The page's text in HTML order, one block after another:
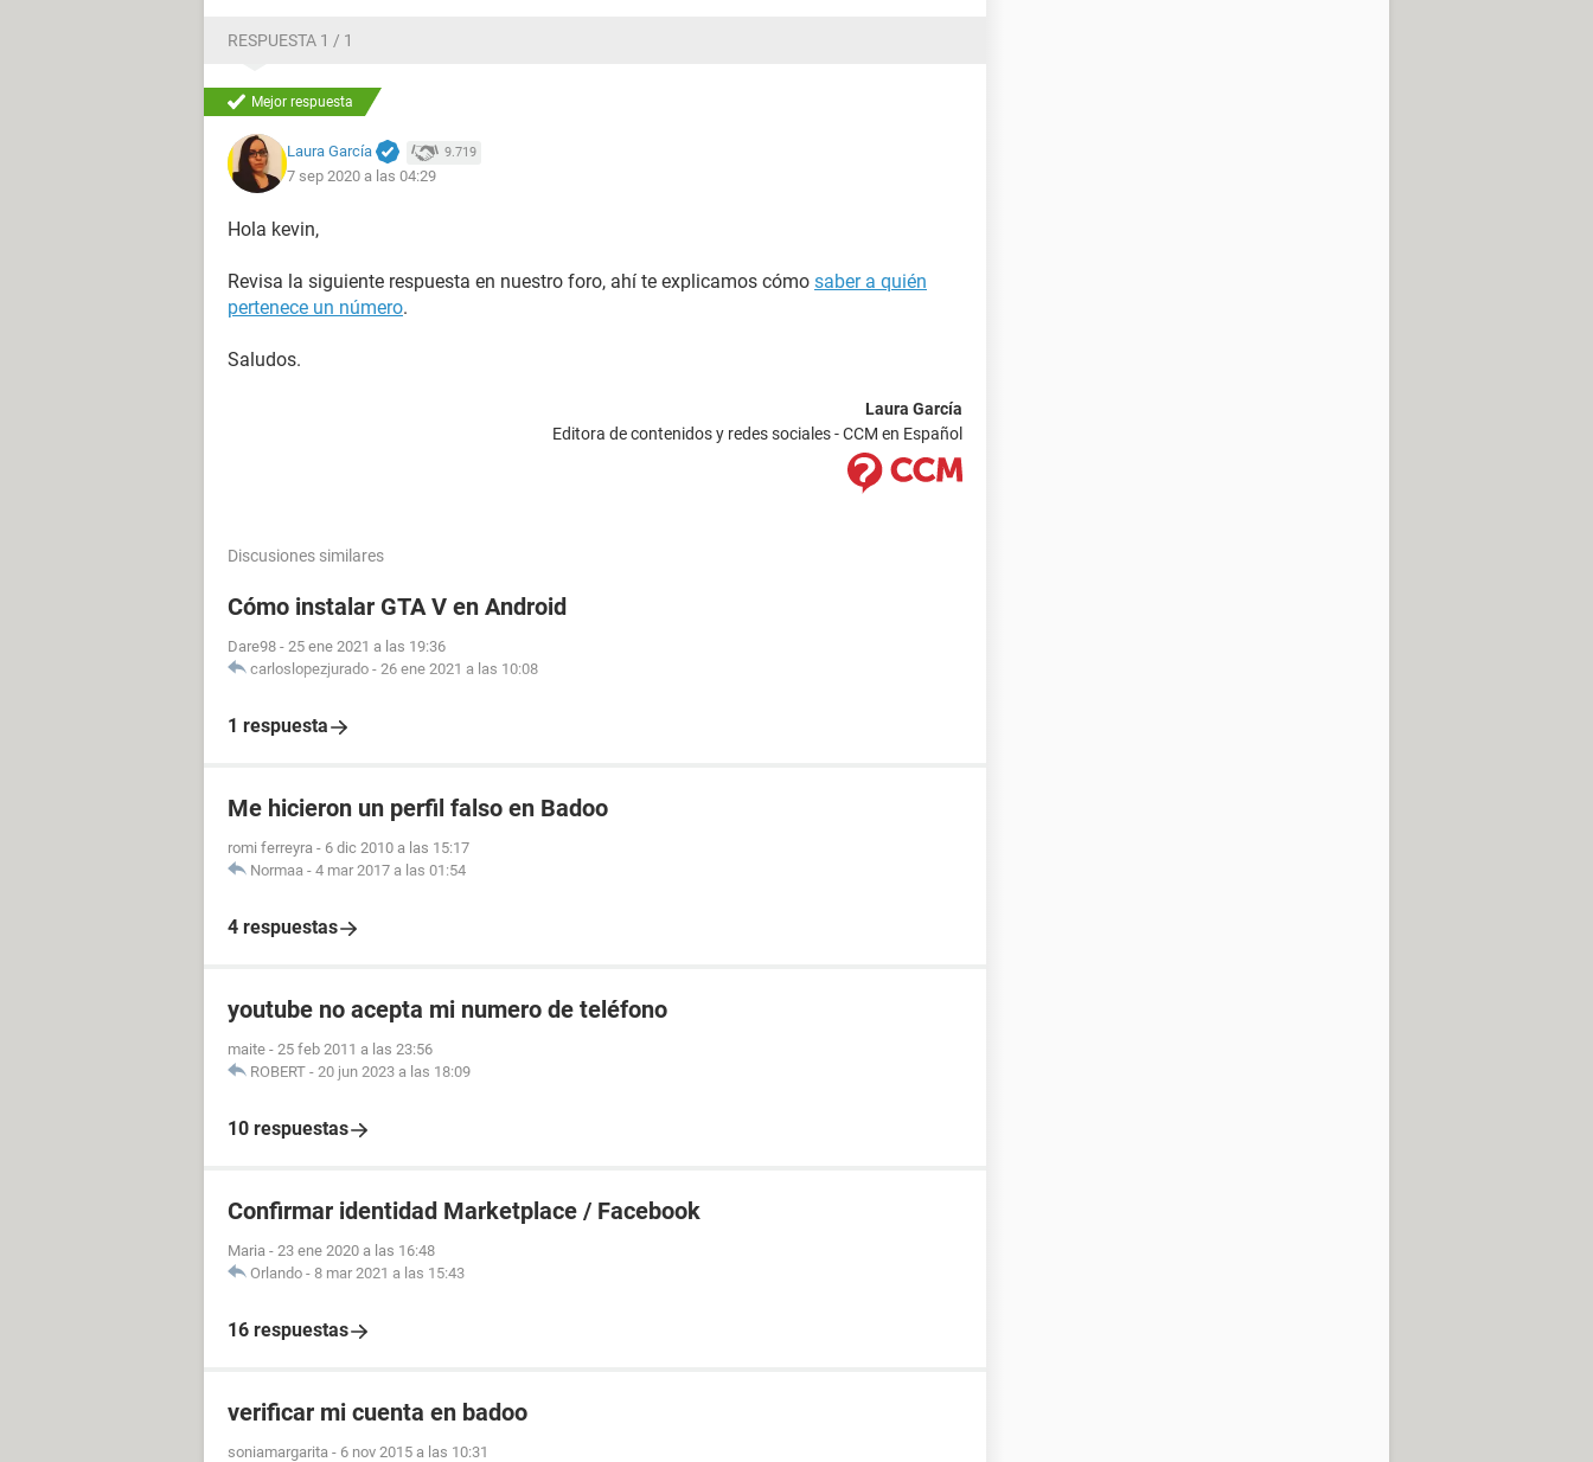
RESPUESTA 1 / 1
Mejor respuesta
Laura García 9.719
7 sep 2020 a las 04:29
Hola kevin,
Revisa la siguiente respuesta en nuestro foro, ahí te explicamos cómo saber a quién
pertenece un número.
Saludos.
Laura García
Editora de contenidos y redes sociales - CCM en Español
Discusiones similares
Cómo instalar GTA V en Android
Dare98 - 25 ene 2021 a las 19:36
carloslopezjurado - 26 ene 2021 a las 10:08
1 respuesta
Me hicieron un perfil falso en Badoo
romi ferreyra - 6 dic 2010 a las 15:17
Normaa - 4 mar 2017 a las 01:54
4 respuestas
youtube no acepta mi numero de teléfono
maite - 25 feb 2011 a las 23:56
ROBERT - 20 jun 2023 a las 18:09
10 respuestas
Confirmar identidad Marketplace / Facebook
Maria - 23 ene 2020 a las 16:48
Orlando - 8 mar 2021 a las 15:43
16 respuestas
verificar mi cuenta en badoo
soniamargarita - 6 nov 2015 a las 10:31